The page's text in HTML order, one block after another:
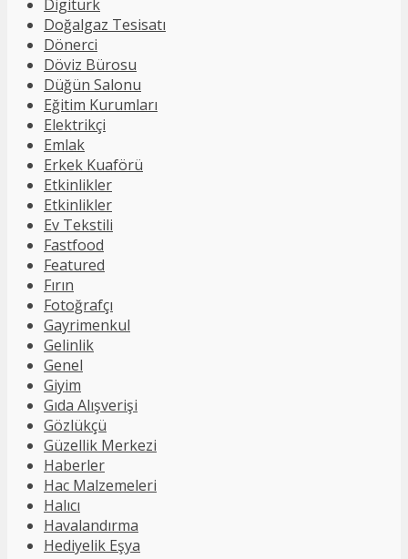
Digitürk
Doğalgaz Tesisatı
Dönerci
Döviz Bürosu
Düğün Salonu
Eğitim Kurumları
Elektrikçi
Emlak
Erkek Kuaförü
Etkinlikler
Etkinlikler
Ev Tekstili
Fastfood
Featured
Fırın
Fotoğrafçı
Gayrimenkul
Gelinlik
Genel
Giyim
Gıda Alışverişi
Gözlükçü
Güzellik Merkezi
Haberler
Hac Malzemeleri
Halıcı
Havalandırma
Hediyelik Eşya